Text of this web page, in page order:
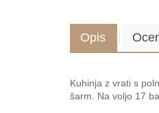
Opis
Kuhinja z vrati s
šarm. Na voljo 17